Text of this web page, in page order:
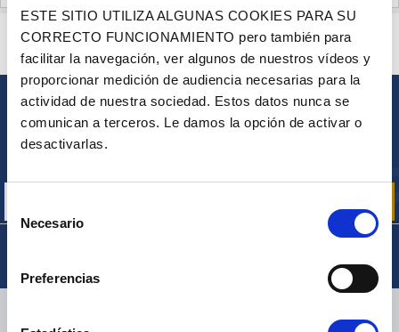
ESTE SITIO UTILIZA ALGUNAS COOKIES PARA SU
CORRECTO FUNCIONAMIENTO pero también para
facilitar la navegación, ver algunos de nuestros vídeos y
proporcionar medición de audiencia necesarias para la
actividad de nuestra sociedad. Estos datos nunca se
comunican a terceros. Le damos la opción de activar o
desactivarlas.
de Necesario
Preferencias
¿ALGUNA PREGUNTA? ¿NECESITA AYUDA?
PÓNGASE EN CONTACTO CON NOSOTROS
BOLETÍN